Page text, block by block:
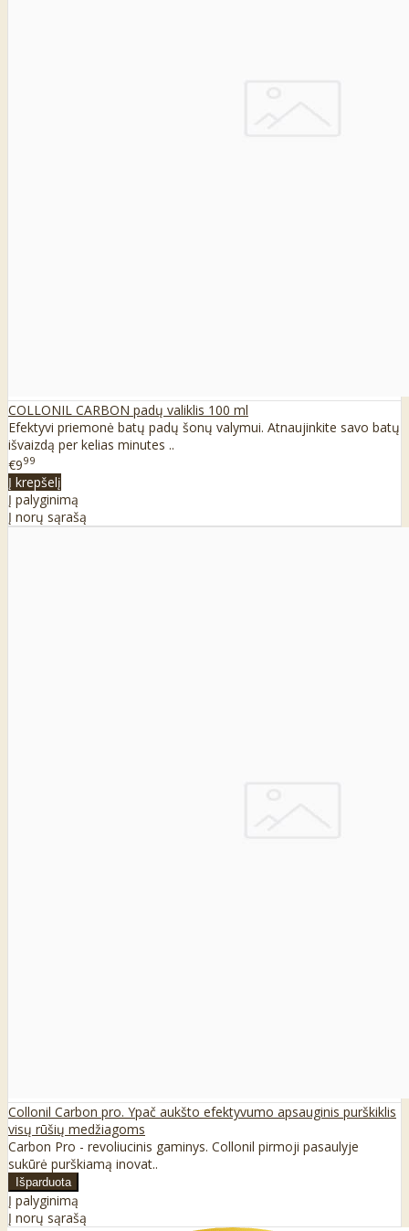
COLLONIL CARBON padų valiklis 100 ml
Efektyvi priemonė batų padų šonų valymui. Atnaujinkite savo batų
išvaizdą per kelias minutes ..
€999
Į krepšelį
Į palyginimą
Į norų sąrašą
Collonil Carbon pro. Ypač aukšto efektyvumo apsauginis purškiklis
visų rūšių medžiagoms
Carbon Pro - revoliucinis gaminys. Collonil pirmoji pasaulyje
sukūrė purškiamą inovat..
Į palyginimą
Į norų sąrašą